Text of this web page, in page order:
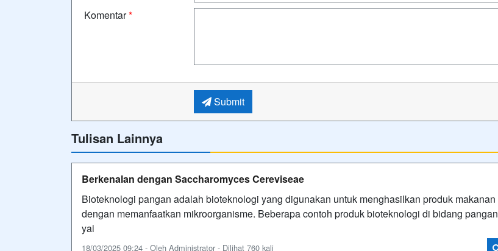
Komentar*
Submit
Tulisan Lainnya
Berkenalan dengan Saccharomyces Cereviseae
Bioteknologi pangan adalah bioteknologi yang digunakan untuk menghasilkan produk makanan
dengan memanfaatkan mikroorganisme. Beberapa contoh produk bioteknologi di bidang pangan
yai
18/03/2025 09:24 - Oleh Administrator - Dilihat 760 kali